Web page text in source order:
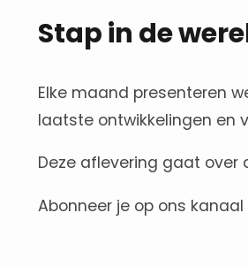
Stap in de
Elke maand presenteren
laatste ontwikkelingen en
Deze aflevering gaat over
Abonneer je op ons